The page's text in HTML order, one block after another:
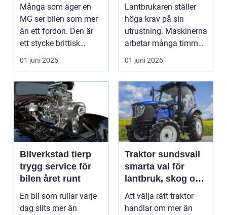
Många som äger en
MG ser bilen som mer
än ett fordon. Den är
ett stycke brittisk
bilhistoria, en hob...
01 juni 2026
Lantbrukaren ställer
höga krav på sin
utrustning. Maskinerna
arbetar många timmar,
ofta i tuff miljö...
01 juni 2026
Bilverkstad tierp
trygg service för
bilen året runt
En bil som rullar varje
dag slits mer än
Traktor sundsvall
smarta val för
lantbruk, skog och
gårdsarbete
Att välja rätt traktor
handlar om mer än